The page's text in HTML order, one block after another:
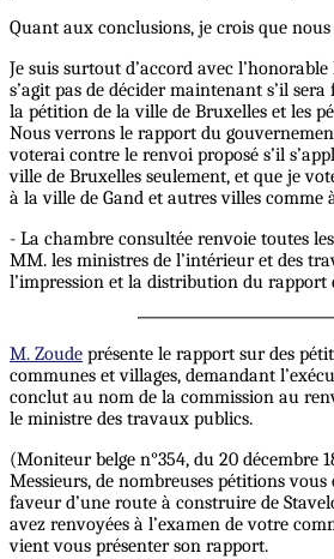
Quant aux conclusions, je crois que nous
Je suis surtout d’accord avec
s’agit pas de décider maintenant s’il
la pétition de la ville de Bruxelles et les
Nous verrons le rapport du
voterai contre le renvoi proposé s’il
ville de Bruxelles seulement, et que je
à la ville de Gand et autres villes comme
- La chambre consultée renvoie toutes
MM. les ministres de l’intérieur et des
l’impression et la distribution du rapport
M. Zoude présente le rapport sur des
communes et villages, demandant
conclut au nom de la commission au
le ministre des travaux publics.
(Moniteur belge n°354, du 20 décembre
Messieurs, de nombreuses pétitions vous
faveur d’une route à construire de
avez renvoyées à l’examen de votre
vient vous présenter son rapport.